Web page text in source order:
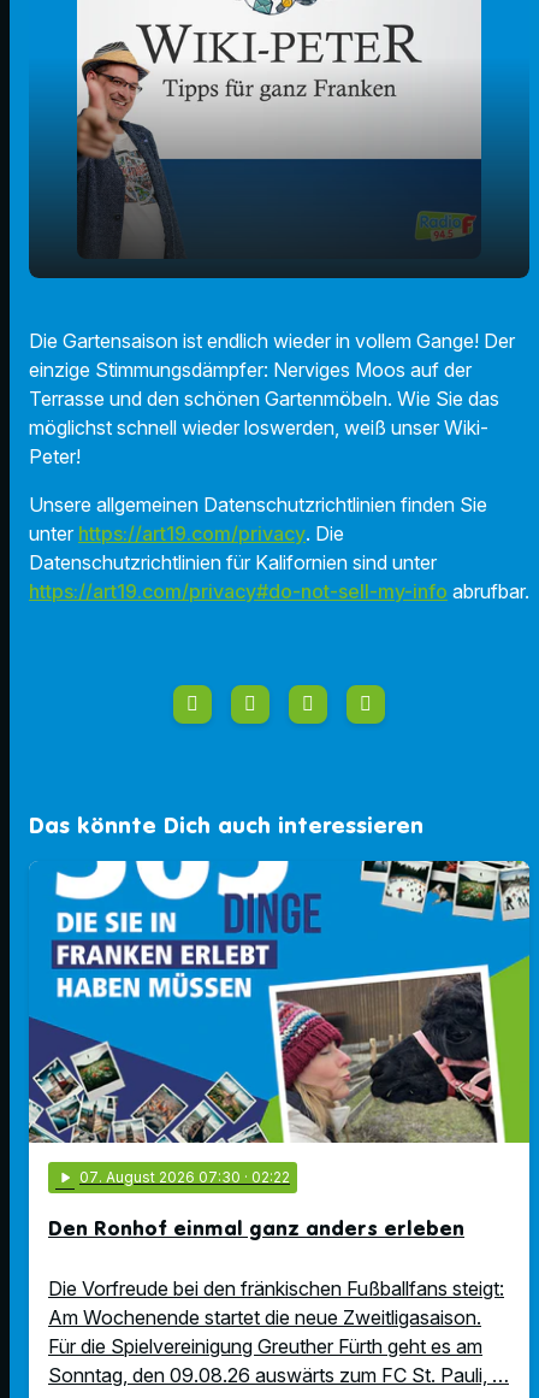
play_arrow Gartenterrasse?
00:00 01:52
Die Gartensaison ist endlich wieder in vollem Gange! Der
einzige Stimmungsdämpfer: Nerviges Moos auf der
Terrasse und den schönen Gartenmöbeln. Wie Sie das
möglichst schnell wieder loswerden, weiß unser Wiki-
Peter!
Unsere allgemeinen Datenschutzrichtlinien finden Sie
unter https://art19.com/privacy. Die
Datenschutzrichtlinien für Kalifornien sind unter
https://art19.com/privacy#do-not-sell-my-info abrufbar.
Das könnte Dich auch interessieren
play_arrow 07. August 2026 07:30 · 02:22
Den Ronhof einmal ganz anders erleben
Die Vorfreude bei den fränkischen Fußballfans steigt:
Am Wochenende startet die neue Zweitligasaison.
Für die Spielvereinigung Greuther Fürth geht es am
Sonntag, den 09.08.26 auswärts zum FC St. Pauli, …